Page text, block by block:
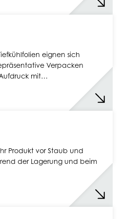
eignen sich
Verpacken
mit…
Produkt vor Staub und
der Lagerung und beim